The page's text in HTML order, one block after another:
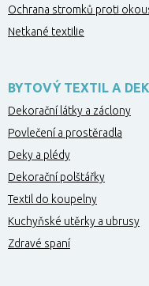
Ochrana stromků proti
Netkané textilie
BYTOVÝ TEXTIL A
Dekorační látky a záclony
Povlečení a prostěradla
Deky a plédy
Dekorační polštářky
Textil do koupelny
Kuchyňské utěrky a ubrusy
Zdravé spaní